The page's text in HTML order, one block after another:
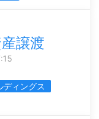
譲渡
ディングス